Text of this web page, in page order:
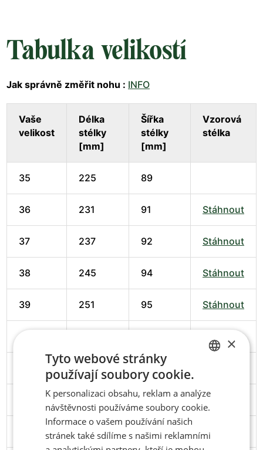
Tabulka velikostí
Jak správně změřit nohu : INFO
Vaše
velikost
Délka
stélky
[mm]
Šířka
stélky
[mm]
Vzorová
stélka
35 225 89
36 231 91 Stáhnout
37 237 92 Stáhnout
38 245 94 Stáhnout
39 251 95 Stáhnout
Stáhnout
266
274 102 Stáhnout
279 103 Stáhnout
ENGLISH
×
Tyto webové stránky
používají soubory cookie.
K personalizaci obsahu, reklam a analýze
návštěvnosti používáme soubory cookie.
Informace o vašem používání našich
stránek také sdílíme s našimi reklamními